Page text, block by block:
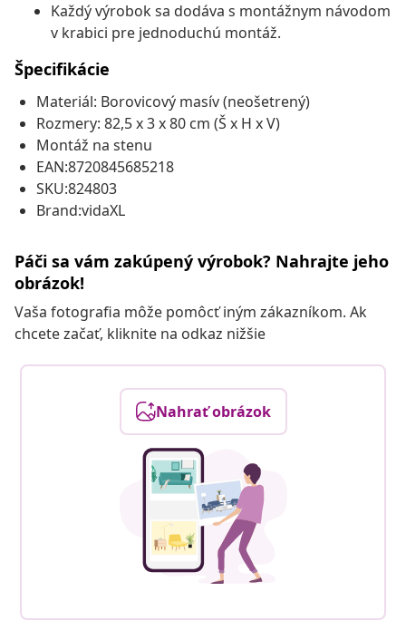
Každý výrobok sa dodáva s montážnym návodom
v krabici pre jednoduchú montáž.
Špecifikácie
Materiál: Borovicový masív (neošetrený)
Rozmery: 82,5 x 3 x 80 cm (Š x H x V)
Montáž na stenu
EAN:8720845685218
SKU:824803
Brand:vidaXL
Páči sa vám zakúpený výrobok? Nahrajte jeho
obrázok!
Vaša fotografia môže pomôcť iným zákazníkom. Ak
chcete začať, kliknite na odkaz nižšie
Nahrať obrázok